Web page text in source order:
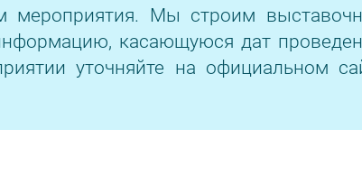
мероприятия. Мы строим
касающуюся дат
уточняйте на официальном